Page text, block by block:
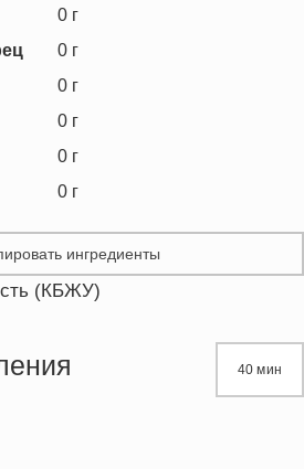
0 г
0 г
0 г
0 г
0 г
0 г
ингредиенты
(КБЖУ)
40 мин